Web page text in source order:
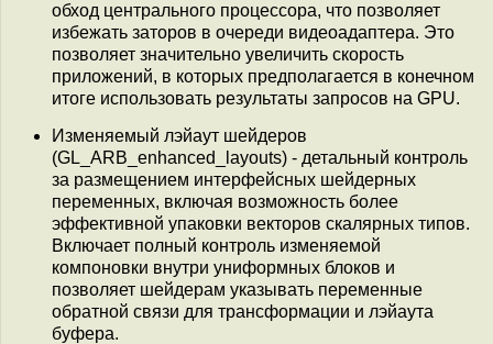
обход центрального процессора, что позволяет
избежать заторов в очереди видеоадаптера. Это
позволяет значительно увеличить скорость
приложений, в которых предполагается в конечном
итоге использовать результаты запросов на GPU.
Изменяемый лэйаут шейдеров
(GL_ARB_enhanced_layouts) - детальный контроль
за размещением интерфейсных шейдерных
переменных, включая возможность более
эффективной упаковки векторов скалярных типов.
Включает полный контроль изменяемой
компоновки внутри униформных блоков и
позволяет шейдерам указывать переменные
обратной связи для трансформации и лэйаута
буфера.